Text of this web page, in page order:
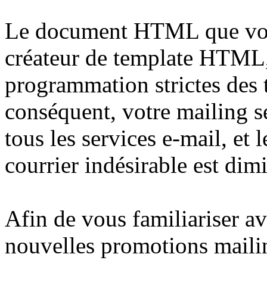
Le document HTML que
créateur de template
programmation strictes
conséquent, votre mailing
tous les services e-mail, et
courrier indésirable est
Afin de vous familiariser
nouvelles promotions